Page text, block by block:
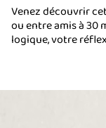
Venez découvrir
ou entre amis à 30
logique, votre